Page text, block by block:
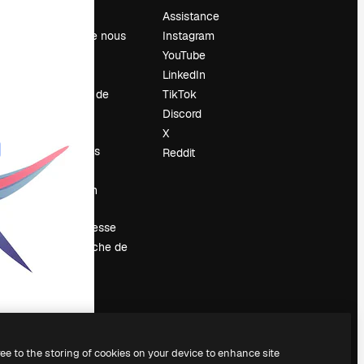
À propos de nous
Tendances de
Événements
Slidesgo
Vendre mon
Salle de presse
À la recherche de
Assistance
Instagram
YouTube
LinkedIn
TikTok
Discord
X
Reddit
to the storing of cookies on your device to enhance site